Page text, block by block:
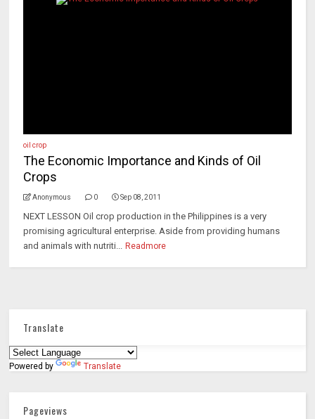
oil crop
The Economic Importance and Kinds of Oil
Crops
Anonymous 0 Sep 08, 2011
NEXT LESSON Oil crop production in the Philippines is a very
promising agricultural enterprise. Aside from providing humans
and animals with nutriti...
Readmore
Translate
Powered by Translate
Pageviews